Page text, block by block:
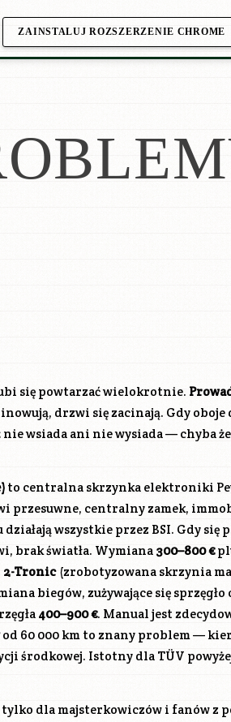
ZAINSTALUJ ROZSZERZENIE CHROME
się powtarzać wielokrotnie.
drzwi się zacinają. Gdy
wsiada ani nie wysiada — chyba
to centralna skrzynka elektroniki
przesuwne, centralny zamek,
wszystkie przez BSI. Gdy się
brak światła. Wymiana 300–800 €
2-Tronic (zrobotyzowana skrzynia
biegów, zużywające się sprzęgło
400–900 €. Manual jest
od 60 000 km to znany problem —
środkowej. Istotny dla TÜV
tylko dla majsterkowiczów i fanów z